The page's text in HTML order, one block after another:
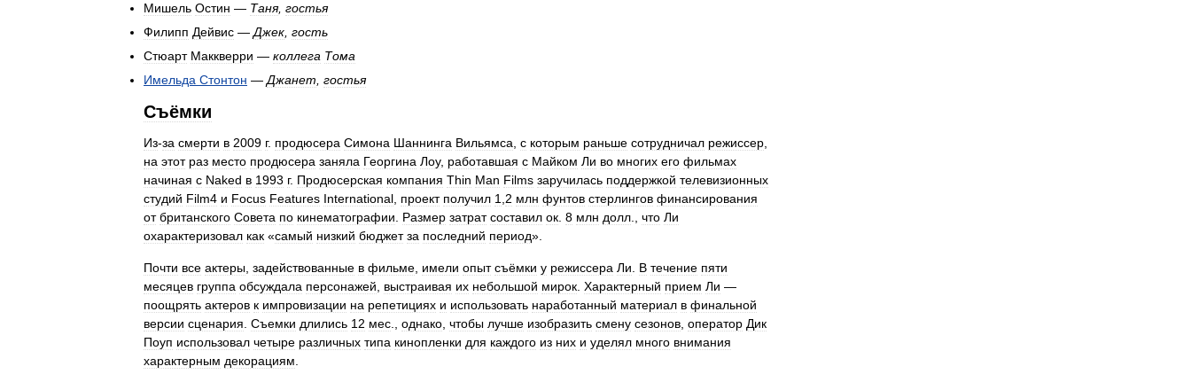
Мишель Остин — Таня, гостья
Филипп Дейвис — Джек гость
Стюарт Маккверри — коллега Тома
Имельда Стонтон — Джанет гостья
Съёмки
Из-за смерти в 2009 г. продюсера Симона Шаннинга Вильямса с которым раньше сотрудничал режиссер
на этот раз место продюсера заняла Георгина Лоу, работавшая с Майком Ли во многих его фильмах
начиная с Naked в 1993 г. Продюсерская компания Thin Man Films заручилась поддержкой телевизионных
студий Film4 и Focus Features International проект получил 1 2 млн фунтов стерлингов финансирования
от британского Совета по кинематографии Размер затрат составил ок 8 млн долл что Ли
охарактеризовал как «самый низкий бюджет за последний период».
Почти все актеры задействованные в фильме имели опыт съёмки у режиссера Ли В течение пяти
месяцев группа обсуждала персонажей выстраивая их небольшой мирок Характерный прием Ли —
поощрять актеров к импровизации на репетициях и использовать наработанный материал в финальной
версии сценария Съемки длились 12 мес однако чтобы лучше изобразить смену сезонов оператор Дик
Поуп использовал четыре различных типа кинопленки для каждого из них и уделял много внимания
характерным декорациям